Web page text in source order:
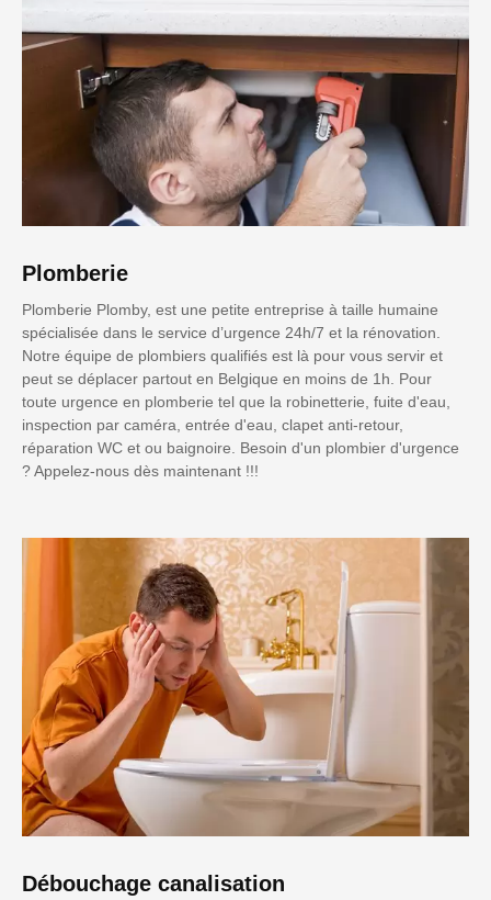
Plomberie
Plomberie Plomby, est une petite entreprise à taille humaine
spécialisée dans le service d’urgence 24h/7 et la rénovation.
Notre équipe de plombiers qualifiés est là pour vous servir et
peut se déplacer partout en Belgique en moins de 1h. Pour
toute urgence en plomberie tel que la robinetterie, fuite d'eau,
inspection par caméra, entrée d'eau, clapet anti-retour,
réparation WC et ou baignoire. Besoin d'un plombier d'urgence
? Appelez-nous dès maintenant !!!
Débouchage canalisation